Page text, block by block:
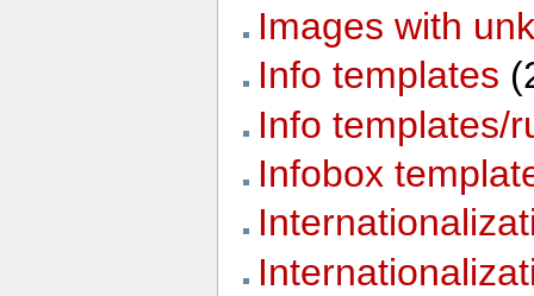
Images with
Info templates
Info templates/
Infobox